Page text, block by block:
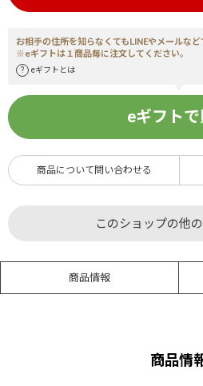
お相手の住所を知らなくてもLINEやメールなど
※eギフトは１商品毎に注文してください。
eギフトとは
eギフトで
商品について問い合わせる
このショップの他
商品情報
商品情